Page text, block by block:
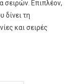
σειρών. Επιπλέον,
δίνει τη
και σειρές